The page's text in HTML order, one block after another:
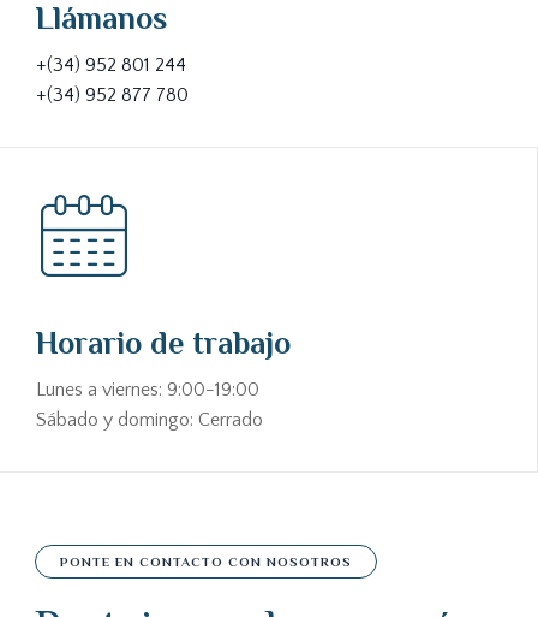
Llámanos
+(34) 952 801 244
+(34) 952 877 780
Horario de trabajo
Lunes a viernes: 9:00-19:00
Sábado y domingo: Cerrado
PONTE EN CONTACTO CON NOSOTROS